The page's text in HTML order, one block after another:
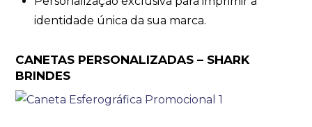
identidade única da sua marca.
CANETAS PERSONALIZADAS – SHARK
BRINDES